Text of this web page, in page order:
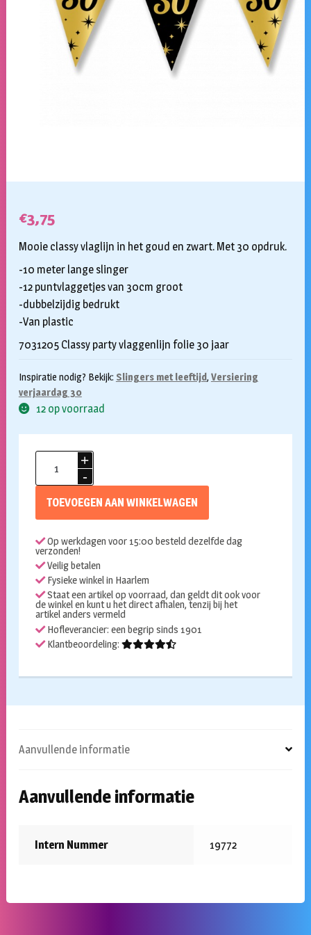
€3,75
Mooie classy vlaglijn in het goud en zwart. Met 30 opdruk.
-10 meter lange slinger
-12 puntvlaggetjes van 30cm groot
-dubbelzijdig bedrukt
-Van plastic
7031205 Classy party vlaggenlijn folie 30 jaar
Inspiratie nodig? Bekijk: Slingers met leeftijd, Versiering
verjaardag 30
12 op voorraad
Vlaggenlijn
10m
aantal
TOEVOEGEN AAN WINKELWAGEN
Op werkdagen voor 15:00 besteld dezelfde dag
verzonden!
Veilig betalen
Fysieke winkel in Haarlem
Staat een artikel op voorraad, dan geldt dit ook voor
de winkel en kunt u het direct afhalen, tenzij bij het
artikel anders vermeld
Hofleverancier: een begrip sinds 1901
Klantbeoordeling:
Aanvullende informatie
Aanvullende informatie
Intern Nummer 19772